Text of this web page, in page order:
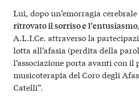
Lui, dopo un’emorragia
ritrovato il sorriso e l’entusiasmo
A.L.I.Ce. attraverso la
lotta all’afasia (perdita della
l’associazione porta avanti con il
musicoterapia del Coro degli
Catelli”.